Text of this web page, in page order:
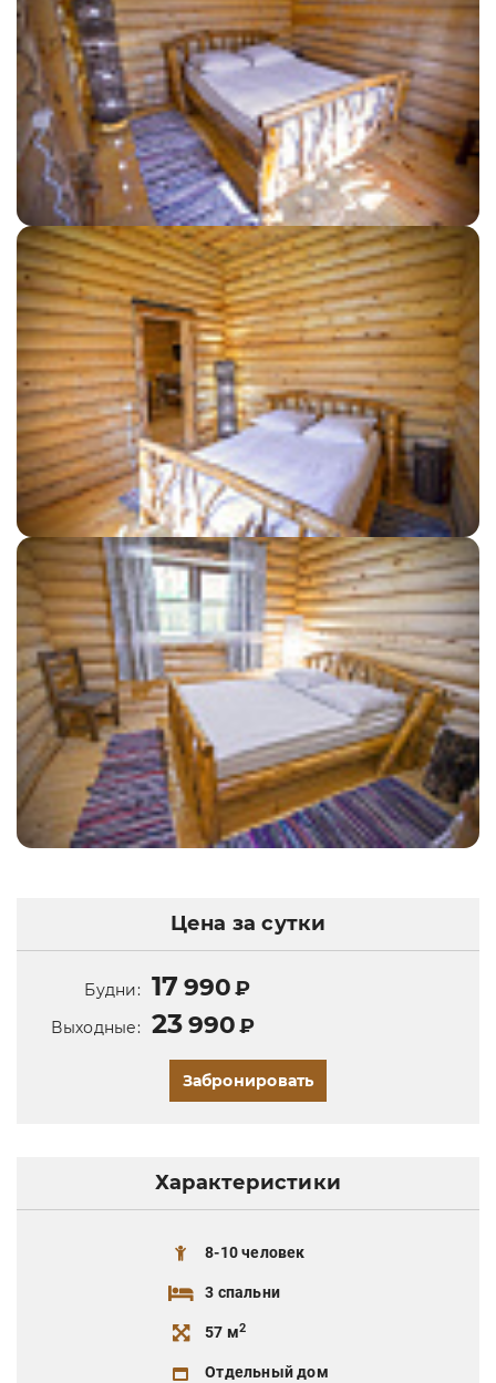
Цена за сутки
Будни: 17 990 ₽
Выходные: 23990 ₽
Забронировать
Характеристики
8-10 человек
3 спальни
57 м2
Отдельный дом